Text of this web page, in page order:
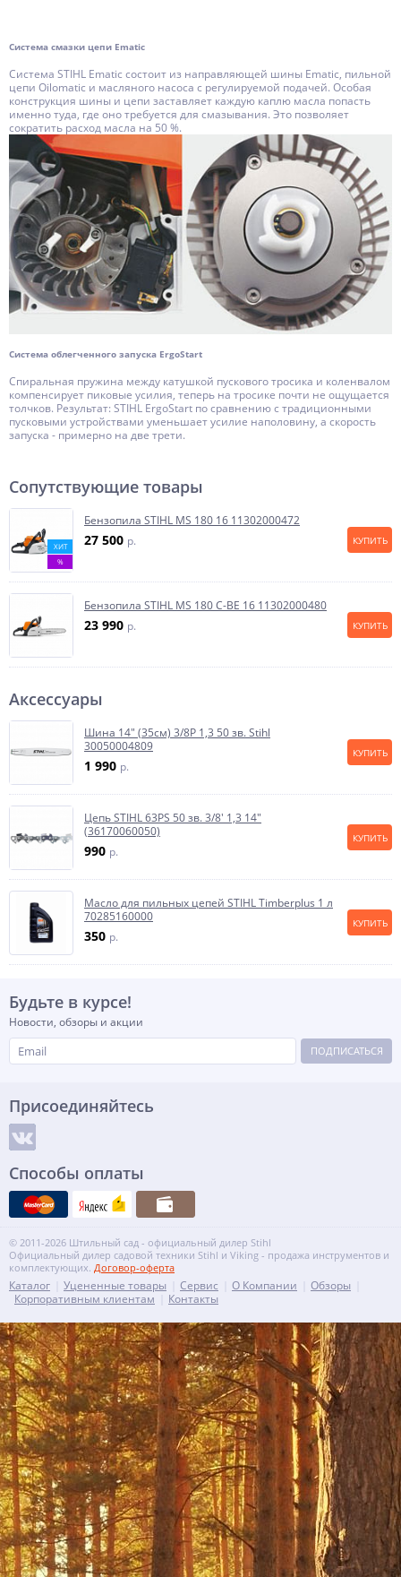
Система смазки цепи Ematic
Система STIHL Ematic состоит из направляющей шины Ematic, пильной
цепи Oilomatic и масляного насоса с регулируемой подачей. Особая
конструкция шины и цепи заставляет каждую каплю масла попасть
именно туда, где оно требуется для смазывания. Это позволяет
сократить расход масла на 50 %.
Система облегченного запуска ErgoStart
Спиральная пружина между катушкой пускового тросика и коленвалом
компенсирует пиковые усилия, теперь на тросике почти не ощущается
толчков. Результат: STIHL ErgoStart по сравнению с традиционными
пусковыми устройствами уменьшает усилие наполовину, а скорость
запуска - примерно на две трети.
Сопутствующие товары
ХИТ
%
Бензопила STIHL MS 180 16 11302000472
27 500 p. КУПИТЬ
Бензопила STIHL MS 180 C-BE 16 11302000480
23 990 p. КУПИТЬ
Аксессуары
Шина 14" (35см) 3/8P 1,3 50 зв. Stihl
30050004809
1 990 p.
КУПИТЬ
Цепь STIHL 63PS 50 зв. 3/8' 1,3 14"
(36170060050)
990 p.
КУПИТЬ
Масло для пильных цепей STIHL Timberplus 1 л
70285160000
350 p.
КУПИТЬ
Будьте в курсе!
Новости, обзоры и акции
ПОДПИСАТЬСЯ
Присоединяйтесь
Способы оплаты
© 2011-2026 Штильный сад - официальный дилер Stihl
Официальный дилер садовой техники Stihl и Viking - продажа инструментов и
комплектующих. Договор-оферта
Каталог Уцененные товары Сервис О Компании
Обзоры
Корпоративным клиентам
Контакты